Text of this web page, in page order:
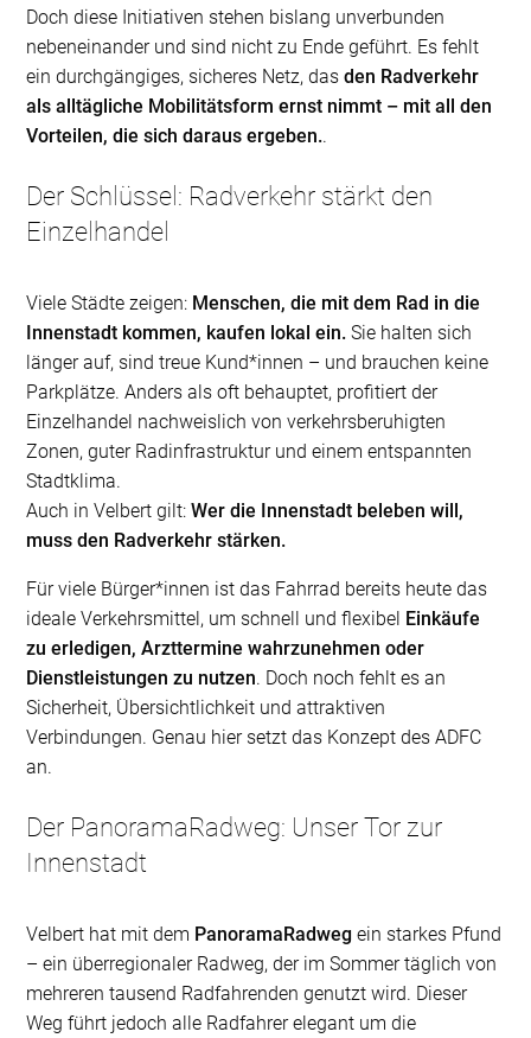
Doch diese Initiativen stehen bislang unverbunden
nebeneinander und sind nicht zu Ende geführt. Es fehlt
ein durchgängiges, sicheres Netz, dasden Radverkehr
als alltägliche Mobilitätsform ernst nimmt – mit all den
Vorteilen, die sich daraus ergeben..
Der Schlüssel: Radverkehr stärkt den
Einzelhandel
Viele Städte zeigen: Menschen, die mit dem Rad in die
Innenstadt kommen, kaufen lokal ein. Sie halten sich
länger auf, sind treue Kund*innen – und brauchen keine
Parkplätze. Anders als oft behauptet, profitiert der
Einzelhandel nachweislich von verkehrsberuhigten
Zonen, guter Radinfrastruktur und einem entspannten
Stadtklima.
Auch in Velbert gilt:Wer die Innenstadt beleben will,
muss den Radverkehr stärken.
Für viele Bürger*innen ist das Fahrrad bereits heute das
ideale Verkehrsmittel, um schnell und flexibel Einkäufe
zu erledigen, Arzttermine wahrzunehmen oder
Dienstleistungen zu nutzen. Doch noch fehlt es an
Sicherheit, Übersichtlichkeit und attraktiven
Verbindungen. Genau hier setzt das Konzept des ADFC
an.
Der PanoramaRadweg: Unser Tor zur
Innenstadt
Velbert hat mit dem PanoramaRadweg ein starkes Pfund
– ein überregionaler Radweg, der im Sommer täglich von
mehreren tausend Radfahrenden genutzt wird. Dieser
Weg führt jedoch alle Radfahrer elegant um die